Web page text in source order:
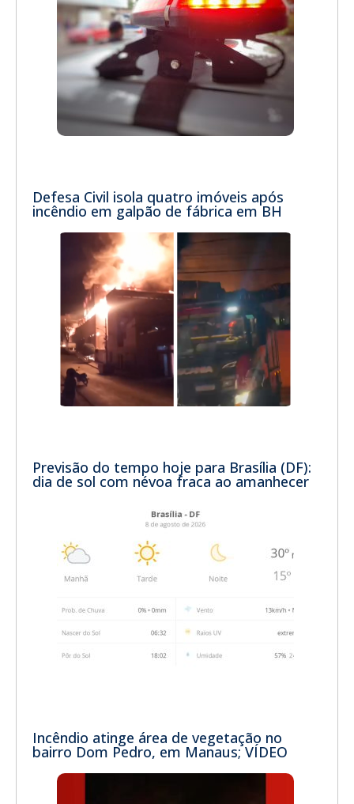
Defesa Civil isola quatro imóveis após
incêndio em galpão de fábrica em BH
Previsão do tempo hoje para Brasília (DF):
dia de sol com névoa fraca ao amanhecer
Incêndio atinge área de vegetação no
bairro Dom Pedro, em Manaus; VÍDEO